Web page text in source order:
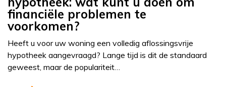
financiële problemen te
voorkomen?
Heeft u voor uw woning een volledig aflossingsvrije
hypotheek aangevraagd? Lange tijd is dit de standaard
geweest, maar de populariteit…